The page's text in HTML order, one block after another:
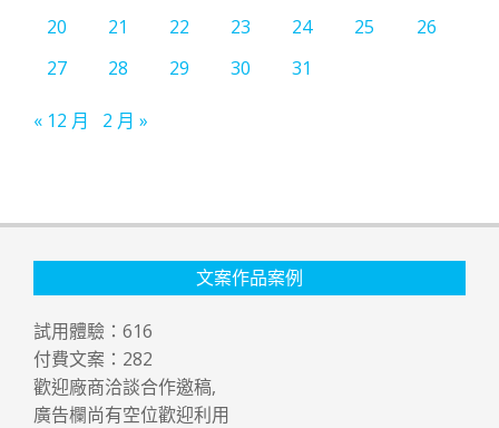
20
21 22 23 24 25
26
27
28 29 30 31
« 12 月 2 月 »
文案作品案例
試用體驗： 616
付費文案： 282
歡迎廠商洽談合作邀稿,
廣告欄尚有空位歡迎利用